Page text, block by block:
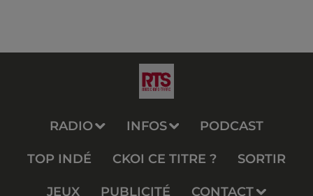
RADIO INFOS PODCAST
TOP INDÉ CKOI CE TITRE ? SORTIR
JEUX PUBLICITÉ CONTACT